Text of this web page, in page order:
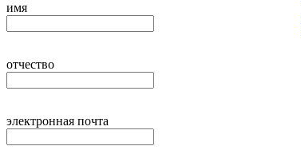
имя
отчество
электронная почта